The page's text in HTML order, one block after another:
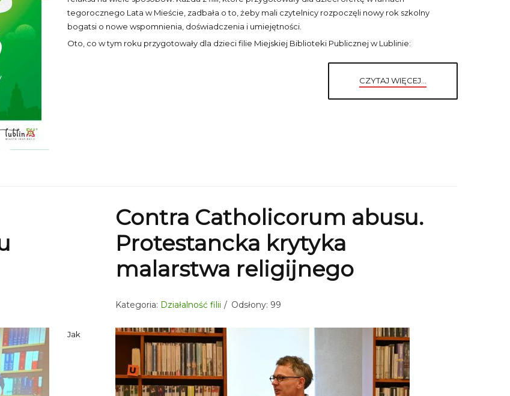
tegorocznego Lata w Mieście, zadbała o to, żeby mali czytelnicy rozpoczęli nowy rok szkolny
bogatsi o nowe wspomnienia, doświadczenia i umiejętności.
Oto, co w tym roku przygotowały dla dzieci filie Miejskiej Biblioteki Publicznej w Lublinie:
CZYTAJ WIĘCEJ...
Jak
Contra Catholicorum abusu.
Protestancka krytyka
malarstwa religijnego
Kategoria: Działalność filii Odsłony: 99